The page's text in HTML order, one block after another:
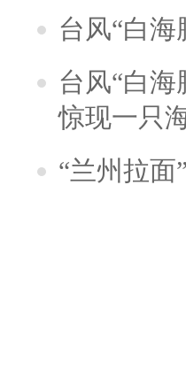
台风“白
台风“白
惊现一只
“兰州拉面